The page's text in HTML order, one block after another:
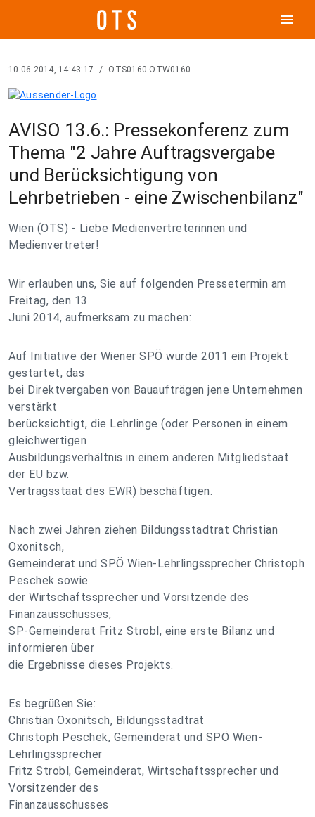
menu
10.06.2014, 14:43:17 / OTS0160 OTW0160
AVISO 13.6.: Pressekonferenz zum
Thema "2 Jahre Auftragsvergabe
und Berücksichtigung von
Lehrbetrieben - eine Zwischenbilanz"
Wien (OTS) - Liebe Medienvertreterinnen und
Medienvertreter!
Wir erlauben uns, Sie auf folgenden Pressetermin am
Freitag, den 13.
Juni 2014, aufmerksam zu machen:
Auf Initiative der Wiener SPÖ wurde 2011 ein Projekt
gestartet, das
bei Direktvergaben von Bauaufträgen jene Unternehmen
verstärkt
berücksichtigt, die Lehrlinge (oder Personen in einem
gleichwertigen
Ausbildungsverhältnis in einem anderen Mitgliedstaat
der EU bzw.
Vertragsstaat des EWR) beschäftigen.
Nach zwei Jahren ziehen Bildungsstadtrat Christian
Oxonitsch,
Gemeinderat und SPÖ Wien-Lehrlingssprecher Christoph
Peschek sowie
der Wirtschaftssprecher und Vorsitzende des
Finanzausschusses,
SP-Gemeinderat Fritz Strobl, eine erste Bilanz und
informieren über
die Ergebnisse dieses Projekts.
Es begrüßen Sie:
Christian Oxonitsch, Bildungsstadtrat
Christoph Peschek, Gemeinderat und SPÖ Wien-
Lehrlingssprecher
Fritz Strobl, Gemeinderat, Wirtschaftssprecher und
Vorsitzender des
Finanzausschusses